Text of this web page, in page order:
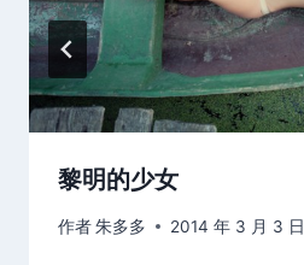
黎明的少女
作者朱多多 2014 年 3 月 3 日